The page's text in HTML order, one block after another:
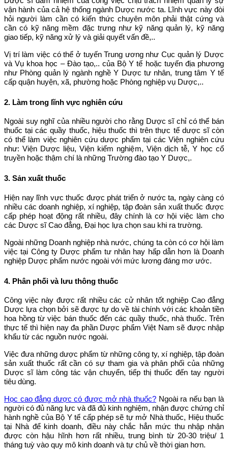
vận hành của cả hệ thống ngành Dược nước ta. Lĩnh vực này đòi
hỏi người làm cần có kiến thức chuyên môn phải thật cứng và
cần có kỹ năng mềm đặc trưng như kỹ năng quản lý, kỹ năng
giao tiếp, kỹ năng xử lý và giải quyết vấn đề,..
Vị trí làm việc có thể ở tuyến Trung ương như Cục quản lý Dược
và Vụ khoa học – Đào tạo,.. của Bộ Y tế hoặc tuyến địa phương
như Phòng quản lý ngành nghề Y Dược tư nhân, trung tâm Y tế
cấp quận huyện, xã, phường hoặc Phòng nghiệp vụ Dược,..
2. Làm trong lĩnh vực nghiên cứu
Ngoài suy nghĩ của nhiều người cho rằng Dược sĩ chỉ có thể bán
thuốc tại các quầy thuốc, hiệu thuốc thì trên thực tế dược sĩ còn
có thể làm việc nghiên cứu dược phẩm tại các Viện nghiên cứu
như: Viện Dược liệu, Viện kiểm nghiệm, Viện dịch tễ, Y học cổ
truyền hoặc thậm chí là những Trường đào tạo Y Dược,.
3. Sản xuất thuốc
Hiện nay lĩnh vực thuốc được phát triển ở nước ta, ngày càng có
nhiều các doanh nghiệp, xí nghiệp, tập đoàn sản xuất thuốc được
cấp phép hoạt động rất nhiều, đây chính là cơ hội việc làm cho
các Dược sĩ Cao đẳng, Đại học lựa chọn sau khi ra trường.
Ngoài những Doanh nghiệp nhà nước, chúng ta còn có cơ hội làm
việc tại Công ty Dược phẩm tư nhân hay hấp dẫn hơn là Doanh
nghiệp Dược phẩm nước ngoài với mức lương đáng mơ ước.
4. Phân phối và lưu thông thuốc
Công việc này được rất nhiều các cử nhân tốt nghiệp Cao đẳng
Dược lựa chọn bởi sẽ được tự do về tài chính với các khoản tiền
hoa hồng từ việc bán thuốc đến các quầy thuốc, nhà thuốc. Trên
thực tế thì hiện nay đa phần Dược phẩm Việt Nam sẽ được nhập
khẩu từ các nguồn nước ngoài.
Việc đưa những dược phẩm từ những công ty, xí nghiệp, tập đoàn
sản xuất thuốc rất cần có sự tham gia và phân phối của những
Dược sĩ làm công tác vận chuyển, tiếp thị thuốc đến tay người
tiêu dùng.
Học cao đẳng dược có được mở nhà thuốc?Ngoài ra nếu bạn là
người có đủ năng lực và đã đủ kinh nghiệm, nhận được chứng chỉ
hành nghề của Bộ Y tế cấp phép sẽ tự mở Nhà thuốc, Hiệu thuốc
tại Nhà để kinh doanh, điều này chắc hẳn mức thu nhập nhận
được còn hậu hĩnh hơn rất nhiều, trung bình từ 20-30 triệu/ 1
tháng tuỳ vào quy mô kinh doanh và tự chủ về thời gian hơn.